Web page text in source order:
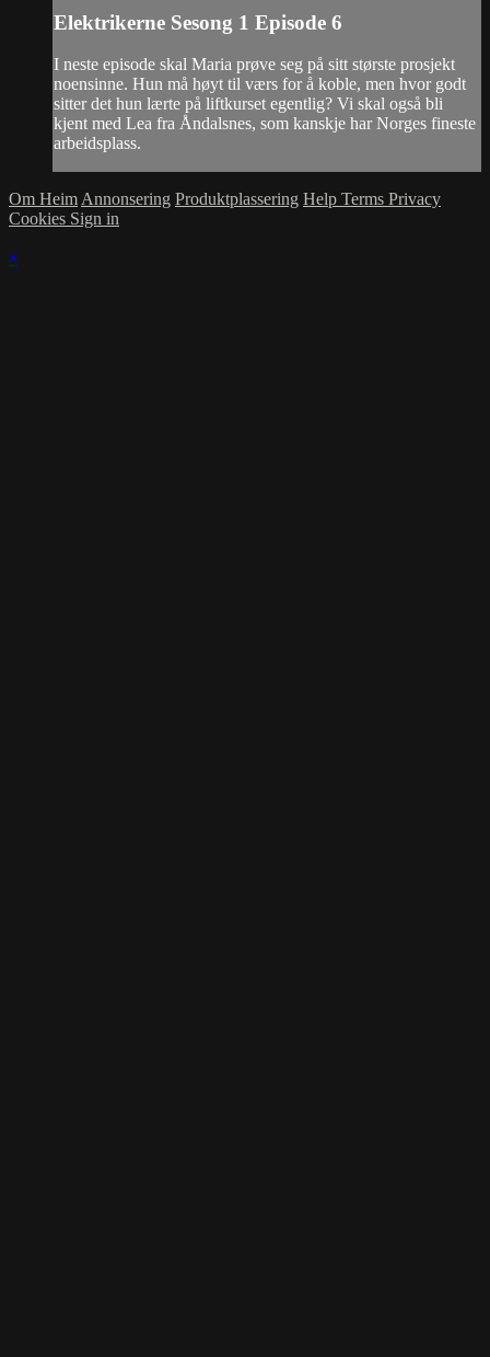
Elektrikerne Sesong 1 Episode 6
I neste episode skal Maria prøve seg på sitt største prosjekt
noensinne. Hun må høyt til værs for å koble, men hvor godt
sitter det hun lærte på liftkurset egentlig? Vi skal også bli
kjent med Lea fra Åndalsnes, som kanskje har Norges fineste
arbeidsplass.
Om Heim Annonsering Produktplassering Help Terms Privacy
Cookies Sign in
×